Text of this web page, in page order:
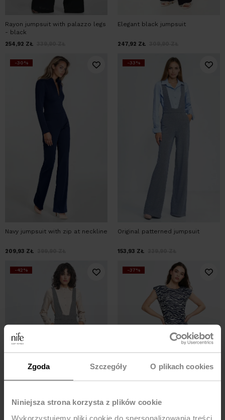
Zgoda Szczegóły O plikach cookies
Niniejsza strona korzysta z plików cookie
Wykorzystujemy pliki cookie do spersonalizowania treści
Rayon jumpsuit with palazzo legs
- black
254,92 ZŁ
Elegant black jumpsuit
247,92 ZŁ
-30%
Navy jumpsuit with zip at neckline
209,93 ZŁ
-33%
Original patterned jumpsuit
153,93 ZŁ
-42% -37%